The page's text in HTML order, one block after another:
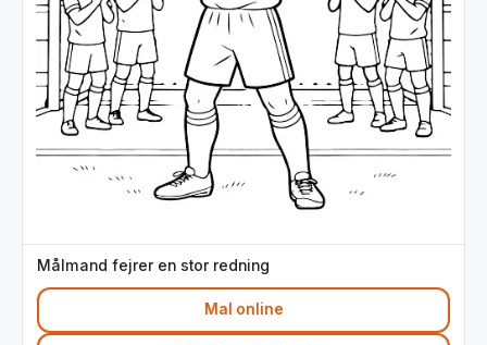
Målmand fejrer en stor redning
Mal online